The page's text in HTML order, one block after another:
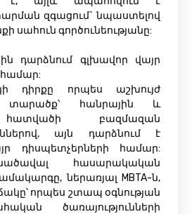
զգացում` նպաստելով
սահուն գործունեությանը:
դարձնում գլխավոր վայր
համար:
դիրքը որպես աշխույժ
տարածք՝ հանրային և
բազմազան
այն դարձնում է
դիսպետչերների համար:
հասարակական
ներառյալ MBTA-ն,
որպես շտապ օգնության
ծառայությունների